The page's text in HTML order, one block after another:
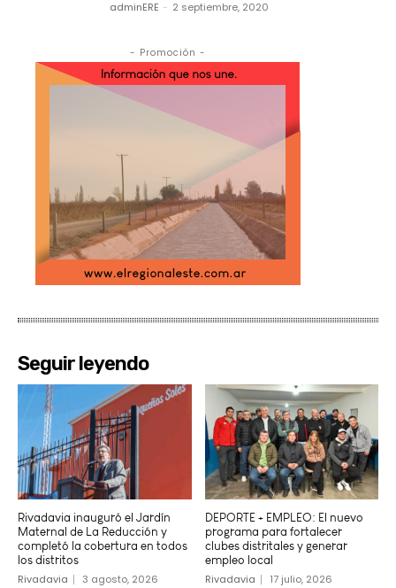
adminERE - 2 septiembre, 2020
- Promoción -
Seguir leyendo
Rivadavia inauguró el Jardín
Maternal de La Reducción y
completó la cobertura en todos
los distritos
Rivadavia 3 agosto, 2026
DEPORTE + EMPLEO: El nuevo
programa para fortalecer
clubes distritales y generar
empleo local
Rivadavia 17 julio, 2026